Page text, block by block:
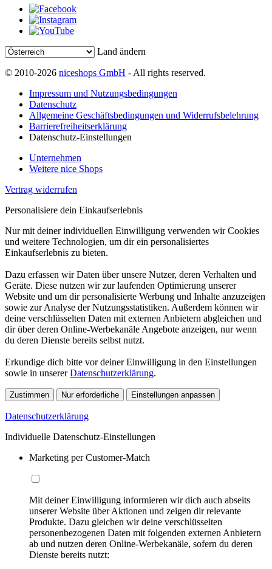
Land ändern
© 2010-2026 niceshops GmbH - All rights reserved.
Impressum und Nutzungsbedingungen
Datenschutz
Allgemeine Geschäftsbedingungen und Widerrufsbelehrung
Barrierefreiheitserklärung
Datenschutz-Einstellungen
Unternehmen
Weitere nice Shops
Vertrag widerrufen
Personalisiere dein Einkaufserlebnis
Nur mit deiner individuellen Einwilligung verwenden wir Cookies
und weitere Technologien, um dir ein personalisiertes
Einkaufserlebnis zu bieten.
Dazu erfassen wir Daten über unsere Nutzer, deren Verhalten und
Geräte. Diese nutzen wir zur laufenden Optimierung unserer
Website und um dir personalisierte Werbung und Inhalte anzuzeigen
sowie zur Analyse der Nutzungsstatistiken. Außerdem können wir
deine verschlüsselten Daten mit externen Anbietern abgleichen und
dir über deren Online-Werbekanäle Angebote anzeigen, nur wenn
du deren Dienste bereits selbst nutzt.
Erkundige dich bitte vor deiner Einwilligung in den Einstellungen
sowie in unsererDatenschutzerklärung.
Zustimmen Nur erforderliche Einstellungen anpassen
Datenschutzerklärung
Individuelle Datenschutz-Einstellungen
Marketing per Customer-Match
Mit deiner Einwilligung informieren wir dich auch abseits
unserer Website über Aktionen und zeigen dir relevante
Produkte. Dazu gleichen wir deine verschlüsselten
personenbezogenen Daten mit folgenden externen Anbietern
ab und nutzen deren Online-Werbekanäle, sofern du deren
Dienste bereits nutzt: